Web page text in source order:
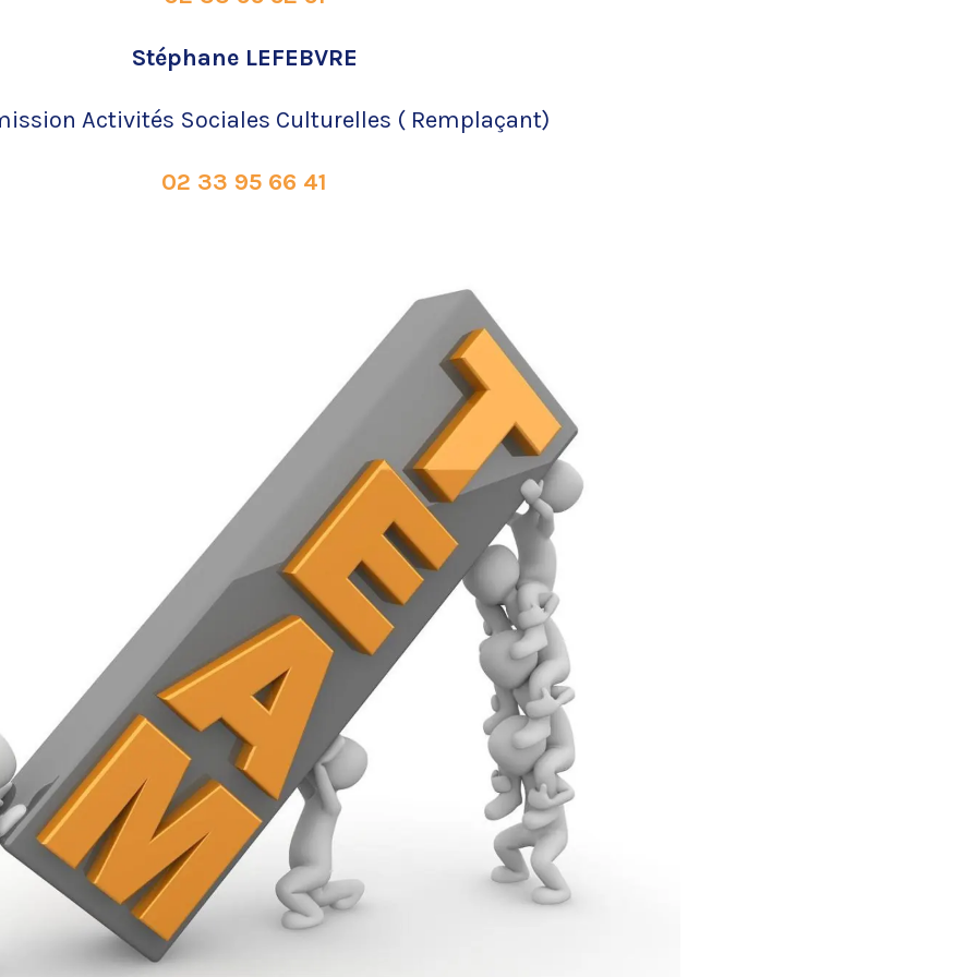
Stéphane LEFEBVRE
Activités Sociales Culturelles ( Remplaçant)
02 33 95 66 41